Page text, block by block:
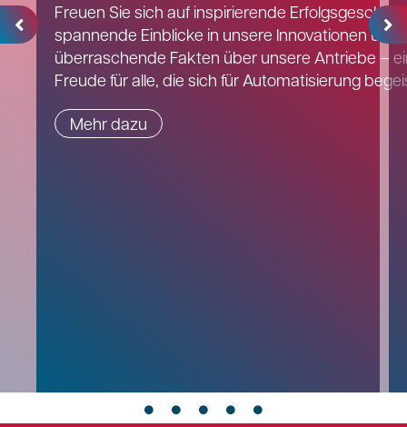
Freuen Sie sich auf inspirierende
spannende Einblicke in unsere Innovationen und
überraschende Fakten über unsere Antriebe –
Freude für alle, die sich für Automatisierung
Mehr dazu